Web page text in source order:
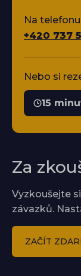
Na
+420 737
Nebo si
15
Za
Vyzkoušejte
závazků.
ZAČÍT